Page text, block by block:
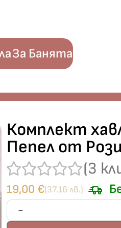
За Банята
Комплект
Пепел от
(3
19,00 €(37.16 лв.)